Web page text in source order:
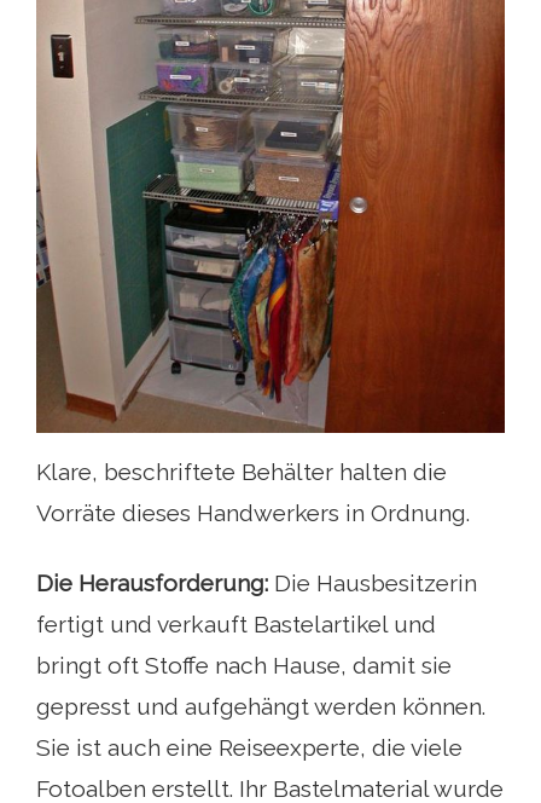
Klare, beschriftete Behälter halten die
Vorräte dieses Handwerkers in Ordnung.
Die Herausforderung: Die Hausbesitzerin
fertigt und verkauft Bastelartikel und
bringt oft Stoffe nach Hause, damit sie
gepresst und aufgehängt werden können.
Sie ist auch eine Reiseexperte, die viele
Fotoalben erstellt. Ihr Bastelmaterial wurde